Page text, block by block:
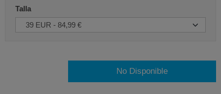
Talla
No Disponible